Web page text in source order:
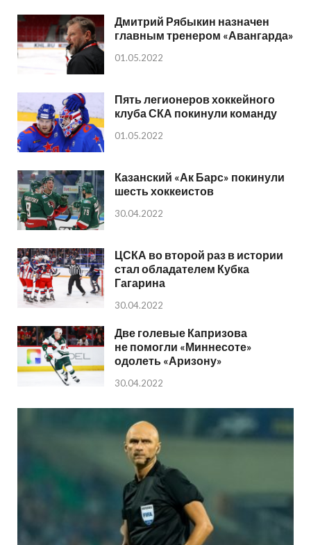
Дмитрий Рябыкин назначен
главным тренером «Авангарда»
01.05.2022
Пять легионеров хоккейного
клуба СКА покинули команду
01.05.2022
Казанский «Ак Барс» покинули
шесть хоккеистов
30.04.2022
ЦСКА во второй раз в истории
стал обладателем Кубка
Гагарина
30.04.2022
Две голевые Капризова
не помогли «Миннесоте»
одолеть «Аризону»
30.04.2022